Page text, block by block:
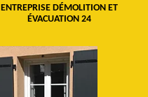
ENTREPRISE DÉMOLITION ET
ÉVACUATION 24